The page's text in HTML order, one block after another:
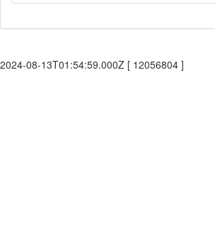
2024-08-13T01:54:59.000Z [ 12056804 ]